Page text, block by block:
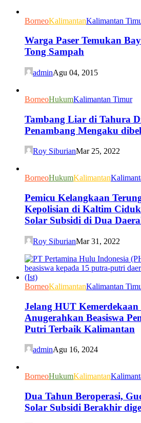
BorneoKalimantanKalimantan
Warga Paser Temukan
Tong Sampah
adminAgu 04, 2015
BorneoHukumKalimantan Timur
Tambang Liar di Tahura
Penambang Mengaku
Roy SiburianMar 25, 2022
BorneoHukumKalimantan
Pemicu Kelangkaan
Kepolisian di Kaltim
Solar Subsidi di Dua
Roy SiburianMar 31, 2022
BorneoKalimantanKalimantan
Jelang HUT
Anugerahkan Beasiswa
Putri Terbaik Kalimantan
adminAgu 16, 2024
BorneoHukumKalimantan
Dua Tahun Beroperasi,
Solar Subsidi Berakhir